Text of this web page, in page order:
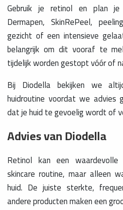
Gebruik je retinol en plan je
Dermapen, SkinRePeel,
gezicht of een intensieve
belangrijk om dit vooraf te
tijdelijk worden gestopt vóór of
Bij Diodella bekijken we
huidroutine voordat we advies
dat je huid te gevoelig wordt of
Advies van Diodella
Retinol kan een
skincare routine, maar alleen
huid. De juiste sterkte,
andere producten maken een